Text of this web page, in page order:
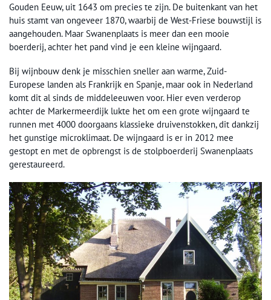
Gouden Eeuw, uit 1643 om precies te zijn. De buitenkant van het
huis stamt van ongeveer 1870, waarbij de West-Friese bouwstijl is
aangehouden. Maar Swanenplaats is meer dan een mooie
boerderij, achter het pand vind je een kleine wijngaard.
Bij wijnbouw denk je misschien sneller aan warme, Zuid-
Europese landen als Frankrijk en Spanje, maar ook in Nederland
komt dit al sinds de middeleeuwen voor. Hier even verderop
achter de Markermeerdijk lukte het om een grote wijngaard te
runnen met 4000 doorgaans klassieke druivenstokken, dit dankzij
het gunstige microklimaat. De wijngaard is er in 2012 mee
gestopt en met de opbrengst is de stolpboerderij Swanenplaats
gerestaureerd.